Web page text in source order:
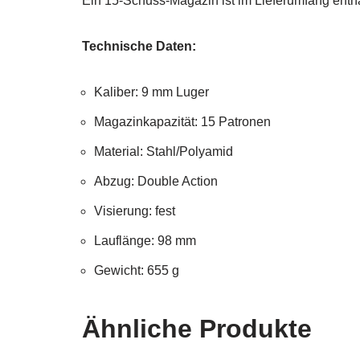
Technische Daten:
Kaliber: 9 mm Luger
Magazinkapazität: 15 Patronen
Material: Stahl/Polyamid
Abzug: Double Action
Visierung: fest
Lauflänge: 98 mm
Gewicht: 655 g
Ähnliche Produkte